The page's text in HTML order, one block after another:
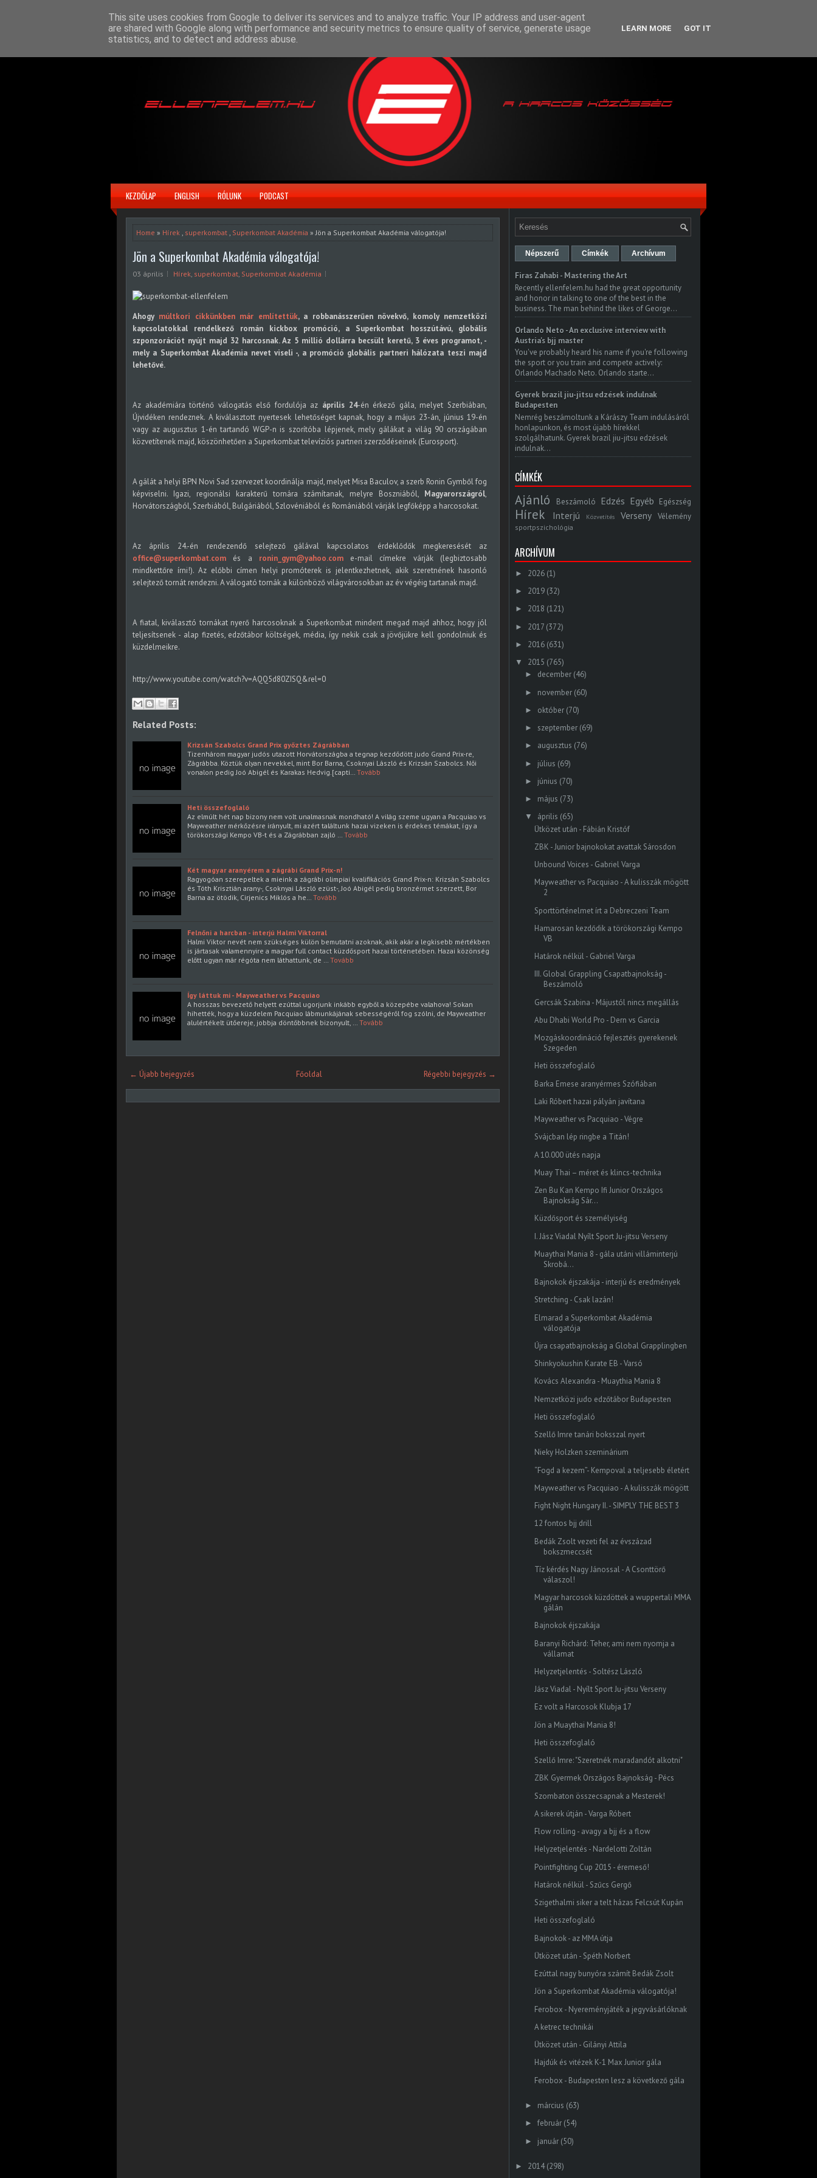
KEZDŐLAP ENGLISH RÓLUNK PODCAST
Home » Hírek , superkombat , Superkombat Akadémia » Jön a Superkombat Akadémia válogatója!
Jön a Superkombat Akadémia válogatója!
03 április Hírek, superkombat, Superkombat Akadémia
Ahogy múltkori cikkünkben már említettük, a robbanásszerűen növekvő, komoly nemzetközi
kapcsolatokkal rendelkező román kickbox promóció, a Superkombat hosszútávú, globális
szponzorációt nyújt majd 32 harcosnak. Az 5 millió dollárra becsült keretű, 3 éves programot, -
mely a Superkombat Akadémia nevet viseli -, a promóció globális partneri hálózata teszi majd
lehetővé.
Az akadémiára történő válogatás első fordulója az április 24-én érkező gála, melyet Szerbiában,
Újvidéken rendeznek. A kiválasztott nyertesek lehetőséget kapnak, hogy a május 23-án, június 19-én
vagy az augusztus 1-én tartandó WGP-n is szorítóba lépjenek, mely gálákat a világ 90 országában
közvetítenek majd, köszönhetően a Superkombat televíziós partneri szerződéseinek (Eurosport).
A gálát a helyi BPN Novi Sad szervezet koordinálja majd, melyet Misa Baculov, a szerb Ronin Gymből fog
képviselni. Igazi, regionálsi karakterű tornára számítanak, melyre Boszniából, Magyarországról,
Horvátországból, Szerbiából, Bulgáriából, Szlovéniából és Romániából várják legfőképp a harcosokat.
Az április 24.-én rendezendő selejtező gálával kapcsolatos érdeklődők megkeresését az
office@superkombat.com és a ronin_gym@yahoo.come-mail címekre várják (legbiztosabb
mindkettőre írni!). Az előbbi címen helyi promóterek is jelentkezhetnek, akik szeretnének hasonló
selejtező tornát rendezni. A válogató tornák a különböző világvárosokban az év végéig tartanak majd.
A fiatal, kiválasztó tornákat nyerő harcosoknak a Superkombat mindent megad majd ahhoz, hogy jól
teljesítsenek - alap fizetés, edzőtábor költségek, média, így nekik csak a jövőjükre kell gondolniuk és
küzdelmeikre.
http://www.youtube.com/watch?v=AQQ5d80ZISQ&rel=0
Related Posts:
Krizsán Szabolcs Grand Prix győztes Zágrábban
Tizenhárom magyar judós utazott Horvátországba a tegnap kezdődött judo Grand Prix-re,
Zágrábba. Köztük olyan nevekkel, mint Bor Barna, Csoknyai László és Krizsán Szabolcs. Női
vonalon pedig Joó Abigél és Karakas Hedvig.[capti…
Tovább
Heti összefoglaló
Az elmúlt hét nap bizony nem volt unalmasnak mondható! A világ szeme ugyan a Pacquiao vs
Mayweather mérkőzésre irányult, mi azért találtunk hazai vizeken is érdekes témákat, így a
törökországi Kempo VB-t és a Zágrábban zajló …
Tovább
Két magyar aranyérem a zágrábi Grand Prix-n!
Ragyogóan szerepeltek a mieink a zágrábi olimpiai kvalifikációs Grand Prix-n: Krizsán Szabolcs
és Tóth Krisztián arany-, Csoknyai László ezüst-, Joó Abigél pedig bronzérmet szerzett, Bor
Barna az ötödik, Cirjenics Miklós a he…
Tovább
Felnőni a harcban - interjú Halmi Viktorral
Halmi Viktor nevét nem szükséges külön bemutatni azoknak, akik akár a legkisebb mértékben
is jártasak valamennyire a magyar full contact küzdősport hazai történetében. Hazai közönség
előtt ugyan már régóta nem láthattunk, de …
Tovább
Így láttuk mi - Mayweather vs Pacquiao
A hosszas bevezető helyett ezúttal ugorjunk inkább egyből a közepébe valahova! Sokan
hihették, hogy a küzdelem Pacquiao lábmunkájának sebességéről fog szólni, de Mayweather
alulértékelt ütőereje, jobbja döntőbbnek bizonyult, …
Tovább
← Újabb bejegyzés Régebbi bejegyzés →
Főoldal
Népszerű Címkék Archívum
Firas Zahabi - Mastering the Art
Recently ellenfelem.hu had the great opportunity
and honor in talking to one of the best in the
business. The man behind the likes of George...
Orlando Neto - An exclusive interview with
Austria's bjj master
You've probably heard his name if you're following
the sport or you train and compete actively:
Orlando Machado Neto. Orlando starte...
Gyerek brazil jiu-jitsu edzések indulnak
Budapesten
Nemrég beszámoltunk a Kárászy Team indulásáról
honlapunkon, és most újabb hírekkel
szolgálhatunk. Gyerek brazil jiu-jitsu edzések
indulnak...
CÍMKÉK
Ajánló Beszámoló Edzés Egyéb Egészség
Hírek Interjú Közvetítés Verseny Vélemény
sportpszichológia
ARCHÍVUM
► 2026 (1)
► 2019 (32)
► 2018 (121)
► 2017 (372)
► 2016 (631)
▼ 2015 (765)
► december (46)
► november (60)
► október (70)
► szeptember (69)
► augusztus (76)
► július (69)
► június (70)
► május (73)
▼ április (65)
Ütközet után - Fábián Kristóf
ZBK - Junior bajnokokat avattak Sárosdon
Unbound Voices - Gabriel Varga
Mayweather vs Pacquiao - A kulisszák mögött
2
Sporttörténelmet írt a Debreczeni Team
Hamarosan kezdődik a törökországi Kempo
VB
Határok nélkül - Gabriel Varga
III. Global Grappling Csapatbajnokság -
Beszámoló
Gercsák Szabina - Májustól nincs megállás
Abu Dhabi World Pro - Dern vs Garcia
Mozgáskoordináció fejlesztés gyerekenek
Szegeden
Heti összefoglaló
Barka Emese aranyérmes Szófiában
Laki Róbert hazai pályán javítana
Mayweather vs Pacquiao - Végre
Svájcban lép ringbe a Titán!
A 10.000 ütés napja
Muay Thai – méret és klincs-technika
Zen Bu Kan Kempo Ifi Junior Országos
Bajnokság Sár...
Küzdősport és személyiség
I. Jász Viadal Nyílt Sport Ju-jitsu Verseny
Muaythai Mania 8 - gála utáni villáminterjú
Skrobá...
Bajnokok éjszakája - interjú és eredmények
Stretching - Csak lazán!
Elmarad a Superkombat Akadémia
válogatója
Újra csapatbajnokság a Global Grapplingben
Shinkyokushin Karate EB - Varsó
Kovács Alexandra - Muaythia Mania 8
Nemzetközi judo edzőtábor Budapesten
Heti összefoglaló
Szellő Imre tanári boksszal nyert
Nieky Holzken szeminárium
“Fogd a kezem”- Kempoval a teljesebb életért
Mayweather vs Pacquiao - A kulisszák mögött
Fight Night Hungary II. - SIMPLY THE BEST 3
12 fontos bjj drill
Bedák Zsolt vezeti fel az évszázad
bokszmeccsét
Tíz kérdés Nagy Jánossal - A Csonttörő
válaszol!
Magyar harcosok küzdöttek a wuppertali MMA
gálán
Bajnokok éjszakája
Baranyi Richárd: Teher, ami nem nyomja a
vállamat
Helyzetjelentés - Soltész László
Jász Viadal - Nyílt Sport Ju-jitsu Verseny
Ez volt a Harcosok Klubja 17
Jön a Muaythai Mania 8!
Heti összefoglaló
Szellő Imre: "Szeretnék maradandót alkotni"
ZBK Gyermek Országos Bajnokság - Pécs
Szombaton összecsapnak a Mesterek!
A sikerek útján - Varga Róbert
Flow rolling - avagy a bjj és a flow
Helyzetjelentés - Nardelotti Zoltán
Pointfighting Cup 2015 - éremeső!
Határok nélkül - Szűcs Gergő
Szigethalmi siker a telt házas Felcsút Kupán
Heti összefoglaló
Bajnokok - az MMA útja
Ütközet után - Spéth Norbert
Ezúttal nagy bunyóra számít Bedák Zsolt
Jön a Superkombat Akadémia válogatója!
Ferobox - Nyereményjáték a jegyvásárlóknak
A ketrec technikái
Ütközet után - Gilányi Attila
Hajdúk és vitézek K-1 Max Junior gála
Ferobox - Budapesten lesz a következő gála
► március (63)
► február (54)
► január (50)
► 2014 (298)
This site uses cookies from Google to deliver its services and to analyze traffic. Your IP address and user-agent
are shared with Google along with performance and security metrics to ensure quality of service, generate usage
statistics, and to detect and address abuse.
LEARN MORE GOT IT